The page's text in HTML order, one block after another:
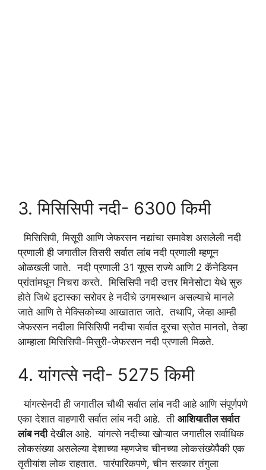
3. मिसिसिपी नदी- 6300 किमी
मिसिसिपी, मिसूरी आणि जेफरसन नद्यांचा समावेश असलेली नदी
प्रणाली ही जगातील तिसरी सर्वात लांब नदी प्रणाली म्हणून
ओळखली जाते. नदी प्रणाली 31 यूएस राज्ये आणि 2 कॅनेडियन
प्रांतांमधून निचरा करते. मिसिसिपी नदी उत्तर मिनेसोटा येथे सुरु
होते जिथे इटास्का सरोवर हे नदीचे उगमस्थान असल्याचे मानले
जाते आणि ते मेक्सिकोच्या आखातात जाते. तथापि, जेव्हा आम्ही
जेफरसन नदीला मिसिसिपी नदीचा सर्वात दूरचा स्रोत मानतो, तेव्हा
आम्हाला मिसिसिपी-मिसुरी-जेफरसन नदी प्रणाली मिळते.
4. यांगत्से नदी- 5275 किमी
यांगत्सेनदी ही जगातील चौथी सर्वात लांब नदी आहे आणि संपूर्णपणे
एका देशात वाहणारी सर्वात लांब नदी आहे. ती आशियातील सर्वात
लांब नदीदेखील आहे. यांगत्से नदीच्या खोऱ्यात जगातील सर्वाधिक
लोकसंख्या असलेल्या देशाच्या म्हणजेच चीनच्या लोकसंख्येपैकी एक
तृतीयांश लोक राहतात. पारंपारिकपणे, चीन सरकार तंगुला